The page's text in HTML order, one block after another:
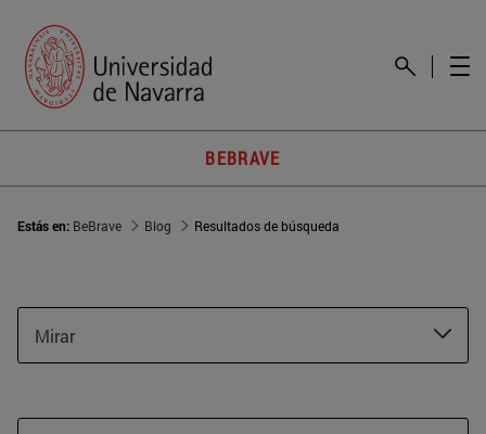
BEBRAVE
Estás en: BeBrave Blog Resultados de búsqueda
Mirar